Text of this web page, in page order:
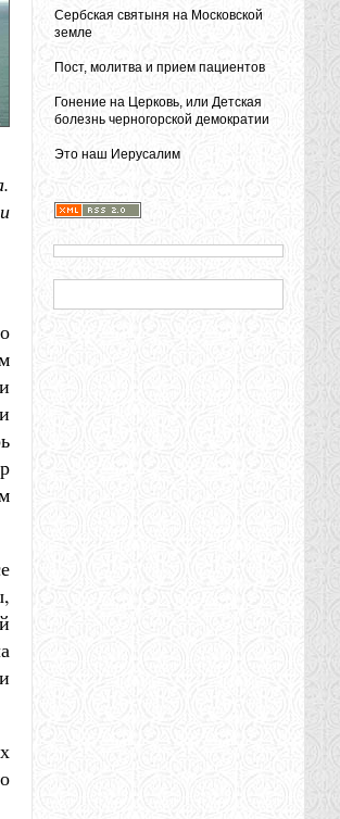
Сербская святыня на Московской
земле
Пост, молитва и прием пациентов
Гонение на Церковь, или Детская
болезнь черногорской демократии
Это наш Иерусалим